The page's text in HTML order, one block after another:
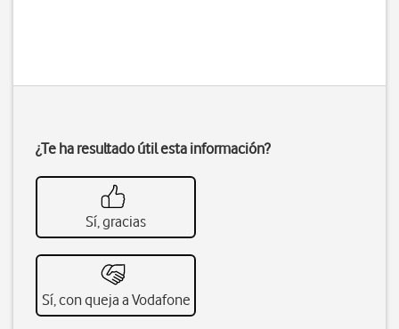
¿Te ha resultado útil esta información?
Sí, gracias
Sí, con queja a Vodafone